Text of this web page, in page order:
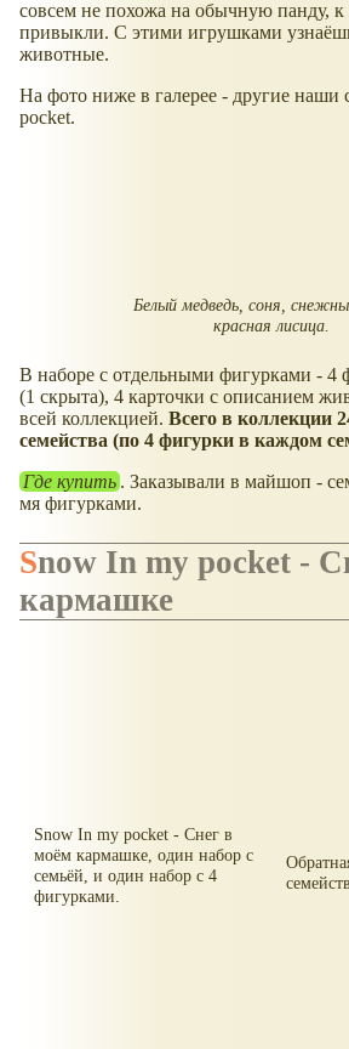
совсем не похожа на обычную панду,
привыкли. С этими игрушками
животные.
На фото ниже в галерее - другие наши
poсket.
Белый медведь, соня,
красная лисица.
В наборе с отдельными фигурками - 4
(1 скрыта), 4 карточки с описанием
всей коллекцией. Всего в коллекции
семейства (по 4 фигурки в каждом
Где купить . Заказывали в майшоп -
мя фигурками.
Snow In my poсket - Снег в моём
кармашке
Snow In my poсket - Снег в
моём кармашке, один набор с
семьёй, и один набор с 4
фигурками.